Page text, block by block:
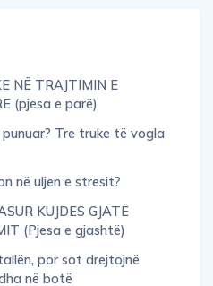
NË TRAJTIMIN E
(pjesa e parë)
Tre truke të vogla
në uljen e stresit?
KUJDES GJATË
(Pjesa e gjashtë)
por sot drejtojnë
në botë